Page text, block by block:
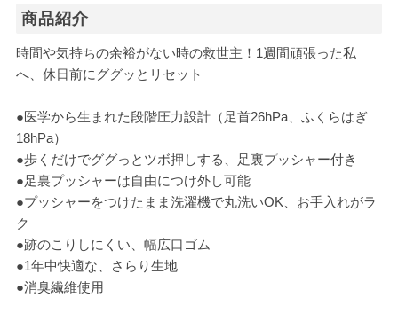
商品紹介
時間や気持ちの余裕がない時の救世主！1週間頑張った私
へ、休日前にググッとリセット
●医学から生まれた段階圧力設計（足首26hPa、ふくらはぎ
18hPa）
●歩くだけでググっとツボ押しする、足裏プッシャー付き
●足裏プッシャーは自由につけ外し可能
●プッシャーをつけたまま洗濯機で丸洗いOK、お手入れがラ
ク
●跡のこりしにくい、幅広口ゴム
●1年中快適な、さらり生地
●消臭繊維使用